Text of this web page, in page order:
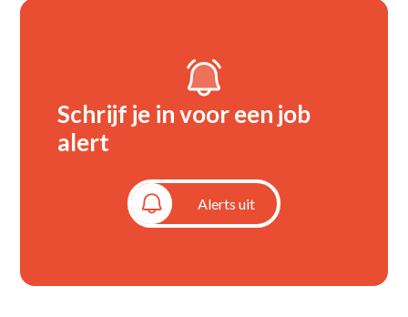
Schrijf je in voor een job
alert
Alerts uit